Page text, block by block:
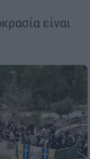
είναι